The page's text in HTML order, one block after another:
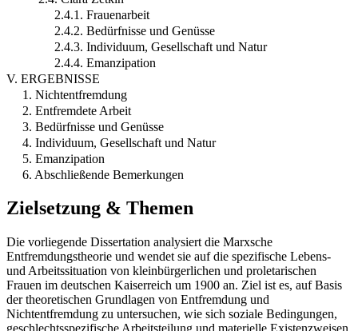
2.4.1. Frauenarbeit
2.4.2. Bedürfnisse und Genüsse
2.4.3. Individuum, Gesellschaft und Natur
2.4.4. Emanzipation
V. ERGEBNISSE
1. Nichtentfremdung
2. Entfremdete Arbeit
3. Bedürfnisse und Genüsse
4. Individuum, Gesellschaft und Natur
5. Emanzipation
6. Abschließende Bemerkungen
Zielsetzung & Themen
Die vorliegende Dissertation analysiert die Marxsche
Entfremdungstheorie und wendet sie auf die spezifische Lebens-
und Arbeitssituation von kleinbürgerlichen und proletarischen
Frauen im deutschen Kaiserreich um 1900 an. Ziel ist es, auf Basis
der theoretischen Grundlagen von Entfremdung und
Nichtentfremdung zu untersuchen, wie sich soziale Bedingungen,